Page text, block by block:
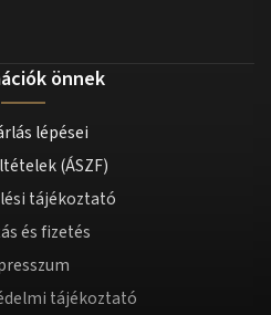
önnek
lépései
(ÁSZF)
tájékoztató
és fizetés
tájékoztató